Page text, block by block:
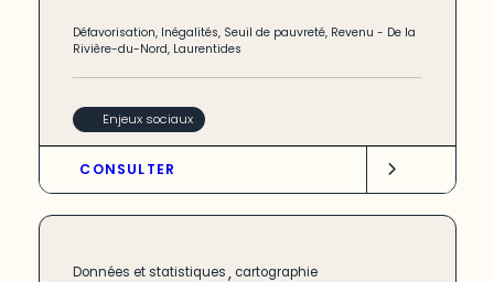
Défavorisation, Inégalités, Seuil de pauvreté, Revenu - De la
Rivière-du-Nord, Laurentides
Enjeux sociaux
CONSULTER
Données et statistiques, cartographie